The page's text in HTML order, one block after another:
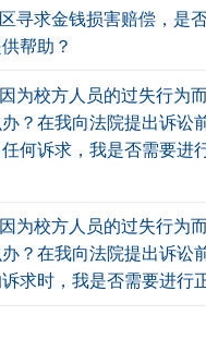
寻求金钱损害赔偿，是
帮助？
为校方人员的过失行为
？在我向法院提出诉讼
何诉求，我是否需要进
为校方人员的过失行为
？在我向法院提出诉讼
求时，我是否需要进行